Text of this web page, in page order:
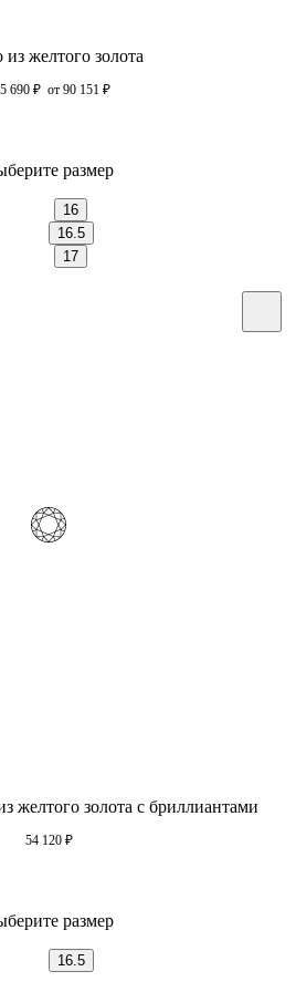
из желтого золота
690 ₽ от 90 151 ₽
размер
16
16.5
17
желтого золота с бриллиантами
54 120 ₽
размер
16.5